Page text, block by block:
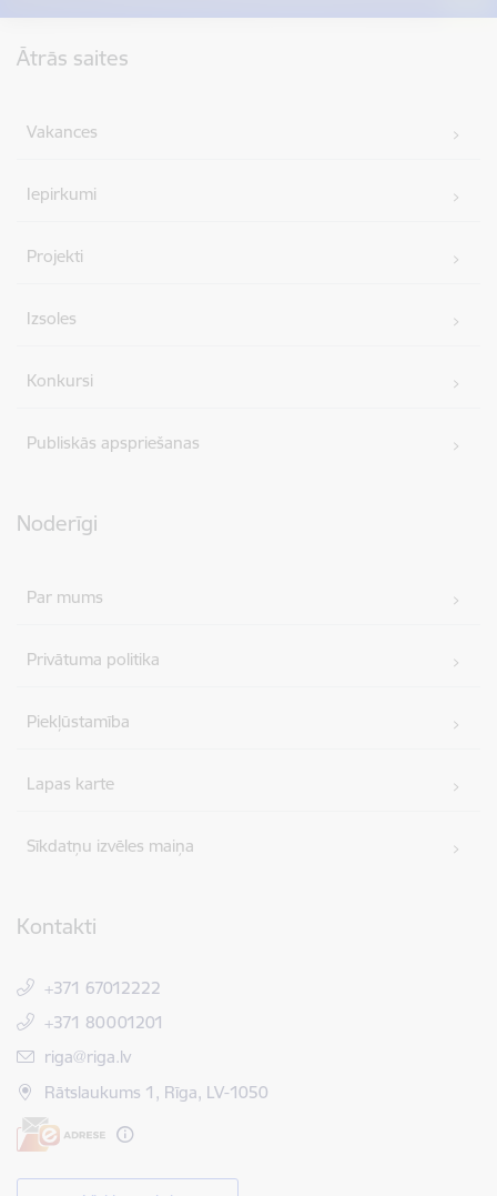
Ātrās saites
Vakances
Iepirkumi
Projekti
Izsoles
Konkursi
Publiskās apspriešanas
Noderīgi
Par mums
Privātuma politika
Piekļūstamība
Lapas karte
Sīkdatņu izvēles maiņa
Kontakti
+371 67012222
+371 80001201
E-pasts:
riga@riga.lv
Rātslaukums 1, Rīga, LV-1050